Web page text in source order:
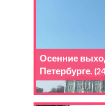
Осенние
Петербурге.